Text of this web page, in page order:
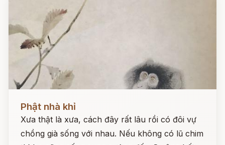
Phật nhà khỉ
Xưa thật là xưa, cách đây rất lâu rồi có đôi vự
chồng già sống với nhau. Nếu không có lũ chim